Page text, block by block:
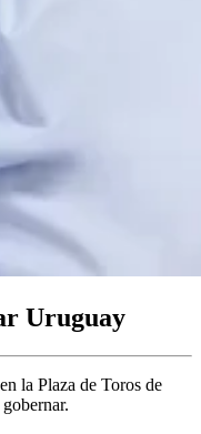
Uruguay
la Plaza de Toros de